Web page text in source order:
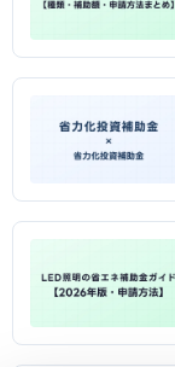
省エネ設備の導入